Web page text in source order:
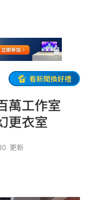
看新聞換好禮
萬工作室
更衣室
更新